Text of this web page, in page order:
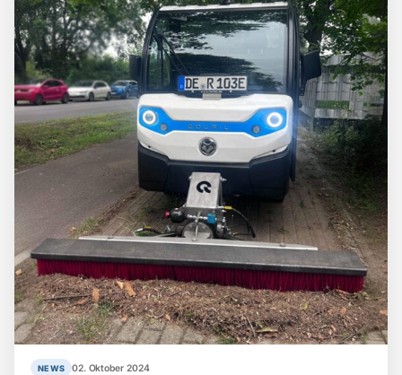
NEWS 02. Oktober 2024